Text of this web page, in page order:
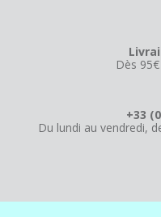
Dès
+33
Du lundi au vendredi,